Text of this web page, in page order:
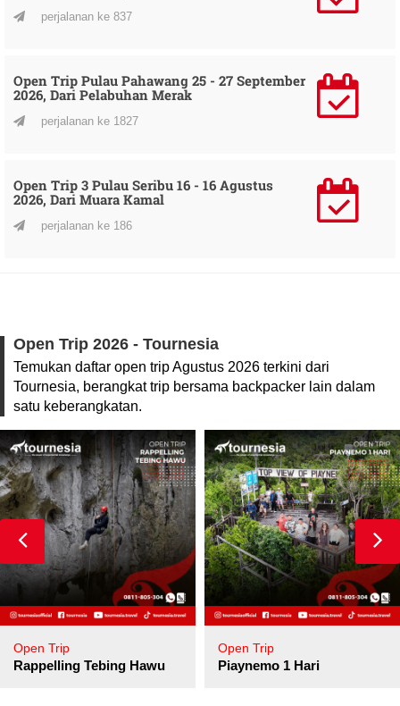
perjalanan ke 837
Open Trip Pulau Pahawang 25 - 27 September
2026, Dari Pelabuhan Merak
perjalanan ke 1827
Open Trip 3 Pulau Seribu 16 - 16 Agustus
2026, Dari Muara Kamal
perjalanan ke 186
Open Trip 2026 - Tournesia
Temukan daftar open trip Agustus 2026 terkini dari
Tournesia, berangkat trip bersama backpacker lain dalam
satu keberangkatan.
Open Trip
Rappelling Tebing Hawu
Open Trip
Piaynemo 1 Hari